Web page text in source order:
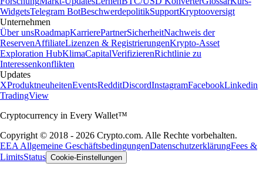
WidgetsTelegram BotBeschwerdepolitikSupportKryptooversigt
Unternehmen
Über unsRoadmapKarrierePartnerSicherheitNachweis der
ReservenAffiliateLizenzen & RegistrierungenKrypto-Asset
Exploration HubKlimaCapitalVerifizierenRichtlinie zu
Interessenkonflikten
Updates
XProduktneuheitenEventsRedditDiscordInstagramFacebookLinkedin
TradingView
Cryptocurrency in Every Wallet™
Copyright © 2018 - 2026 Crypto.com. Alle Rechte vorbehalten.
EEA Allgemeine GeschäftsbedingungenDatenschutzerklärungFees &
LimitsStatus Cookie-Einstellungen